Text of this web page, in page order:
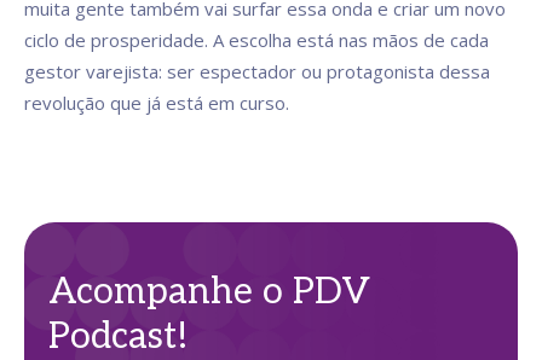
muita gente também vai surfar essa onda e criar um novo
ciclo de prosperidade. A escolha está nas mãos de cada
gestor varejista: ser espectador ou protagonista dessa
revolução que já está em curso.
Acompanhe o PDV
Podcast!